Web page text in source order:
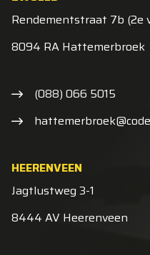
Rendementstraat 7b (2e
8094 RA Hattemerbroek
(088) 066 5015
HEERENVEEN
Jagtlustweg 3-1
8444 AV Heerenveen